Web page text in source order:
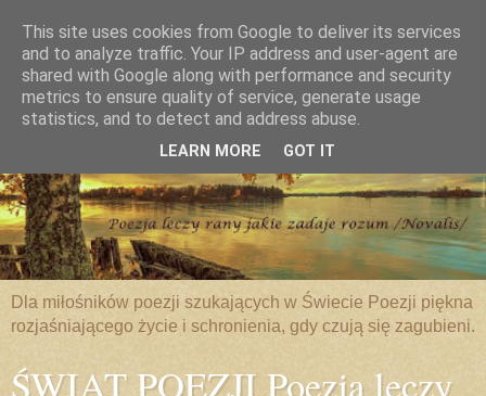
Dla miłośników poezji szukających w Świecie Poezji piękna
rozjaśniającego życie i schronienia, gdy czują się zagubieni.
ŚWIAT POEZJI Poezja leczy
This site uses cookies from Google to deliver its services
and to analyze traffic. Your IP address and user-agent are
shared with Google along with performance and security
metrics to ensure quality of service, generate usage
statistics, and to detect and address abuse.
LEARN MORE GOT IT